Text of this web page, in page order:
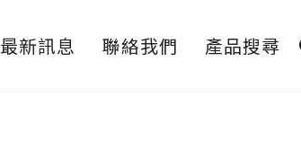
最新訊息 聯絡我們 產品搜尋